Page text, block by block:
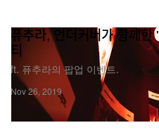
퓨추라, 언더커버가 함께
티
ft. 퓨추라의 팝업 이벤트.
Nov 26, 2019